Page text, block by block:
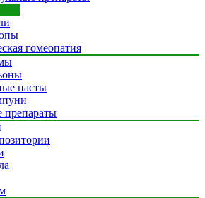
гомеопатия
пасты